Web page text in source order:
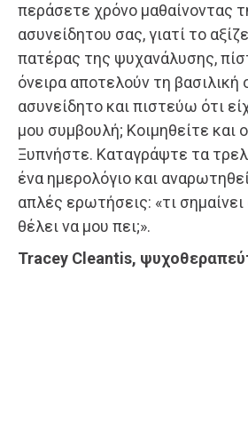
περάσετε χρόνο μαθαίνοντας
ασυνείδητου σας, γιατί το
πατέρας της ψυχανάλυσης,
όνειρα αποτελούν τη βασιλική
ασυνείδητο και πιστεύω ότι
μου συμβουλή; Κοιμηθείτε και
Ξυπνήστε. Καταγράψτε τα
ένα ημερολόγιο και
απλές ερωτήσεις: «τι σημαίνει
θέλει να μου πει;».
Tracey Cleantis,